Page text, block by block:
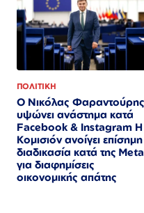
ΠΟΛΙΤΙΚΗ
Ο Νικόλας Φαραντούρης
υψώνει ανάστημα κατά
Facebook & Instagram Η
Κομισιόν ανοίγει επίσημη
διαδικασία κατά της Meta
για διαφημίσεις
οικονομικής απάτης